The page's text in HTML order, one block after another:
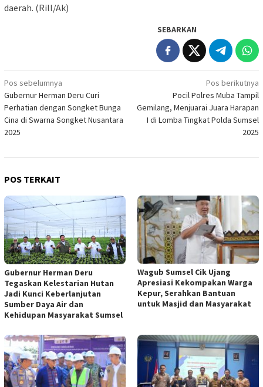
daerah. (Rill/Ak)
SEBARKAN
Navigasi
pos
Pos sebelumnya
Gubernur Herman Deru Curi
Perhatian dengan Songket Bunga
Cina di Swarna Songket Nusantara
2025
Pos berikutnya
Pocil Polres Muba Tampil
Gemilang, Menjuarai Juara Harapan
I di Lomba Tingkat Polda Sumsel
2025
POS TERKAIT
Gubernur Herman Deru
Tegaskan Kelestarian Hutan
Jadi Kunci Keberlanjutan
Sumber Daya Air dan
Kehidupan Masyarakat Sumsel
Wagub Sumsel Cik Ujang
Apresiasi Kekompakan Warga
Kepur, Serahkan Bantuan
untuk Masjid dan Masyarakat